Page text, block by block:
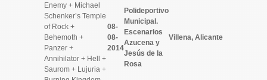
Enemy + Michael
Schenker’s Temple
of Rock +
Behemoth +
Panzer +
Annihilator + Hell +
Saurom + Lujuria +
08-
08-
2014
Polideportivo
Municipal.
Escenarios
Azucena y
Jesús de la
Rosa
Villena, Alicante